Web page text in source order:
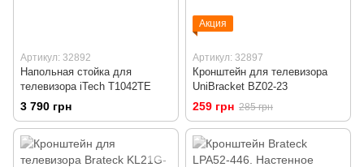
Артикул: 32892
Напольная стойка для
телевизора iTech T1042TE
3 790 грн
Акция
Артикул: 32897
Кронштейн для телевизора
UniBracket BZ02-23
259 грн 285 грн